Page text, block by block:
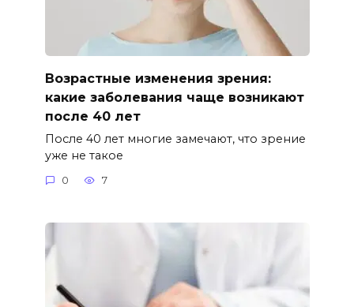
Возрастные изменения зрения:
какие заболевания чаще возникают
после 40 лет
После 40 лет многие замечают, что зрение
уже не такое
0 7